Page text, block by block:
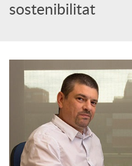
a
l
s
sostenibilitat